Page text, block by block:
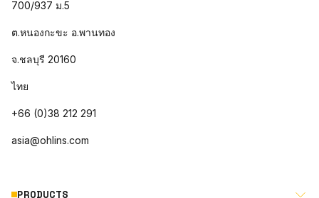
700/937 ม.5
ต.หนองกะขะ อ.พานทอง
จ.ชลบุรี 20160
ไทย
+66 (0)38 212 291
asia@ohlins.com
PRODUCTS